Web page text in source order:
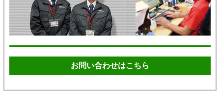
お問い合わせはこちら